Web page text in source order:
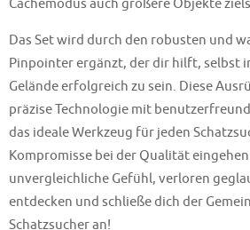
Das Set wird durch den robusten und
Pinpointer ergänzt, der dir hilft, selbst
Gelände erfolgreich zu sein. Diese
präzise Technologie mit
das ideale Werkzeug für jeden
Kompromisse bei der Qualität
unvergleichliche Gefühl, verloren
entdecken und schließe dich der
Schatzsucher an!